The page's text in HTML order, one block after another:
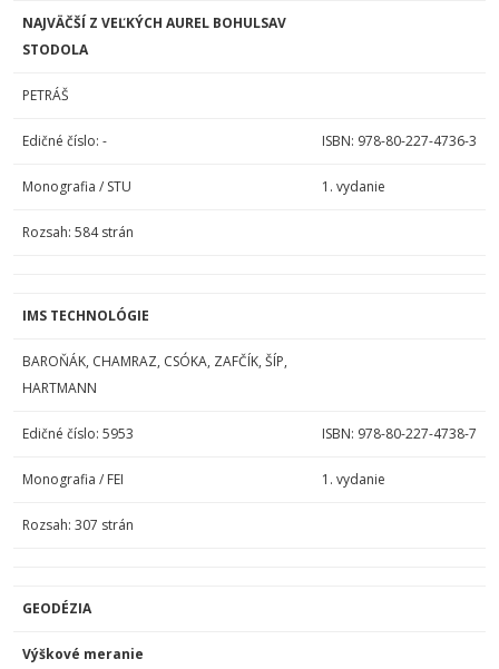
NAJVÄČŠÍ Z VEĽKÝCH AUREL BOHULSAV
STODOLA
PETRÁŠ
Edičné číslo: - ISBN: 978-80-227-4736-3
Monografia / STU 1. vydanie
Rozsah: 584 strán
IMS TECHNOLÓGIE
BAROŇÁK, CHAMRAZ, CSÓKA, ZAFČÍK, ŠÍP,
HARTMANN
Edičné číslo: 5953 ISBN: 978-80-227-4738-7
Monografia / FEI 1. vydanie
Rozsah: 307 strán
GEODÉZIA
Výškové meranie